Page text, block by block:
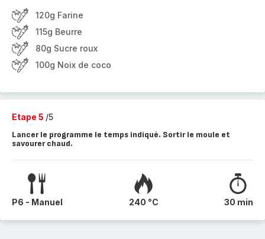
120g Farine
115g Beurre
80g Sucre roux
100g Noix de coco
Etape 5 /5
Lancer le programme le temps indiqué. Sortir le moule et
savourer chaud.
P6 - Manuel 240 °C 30 min